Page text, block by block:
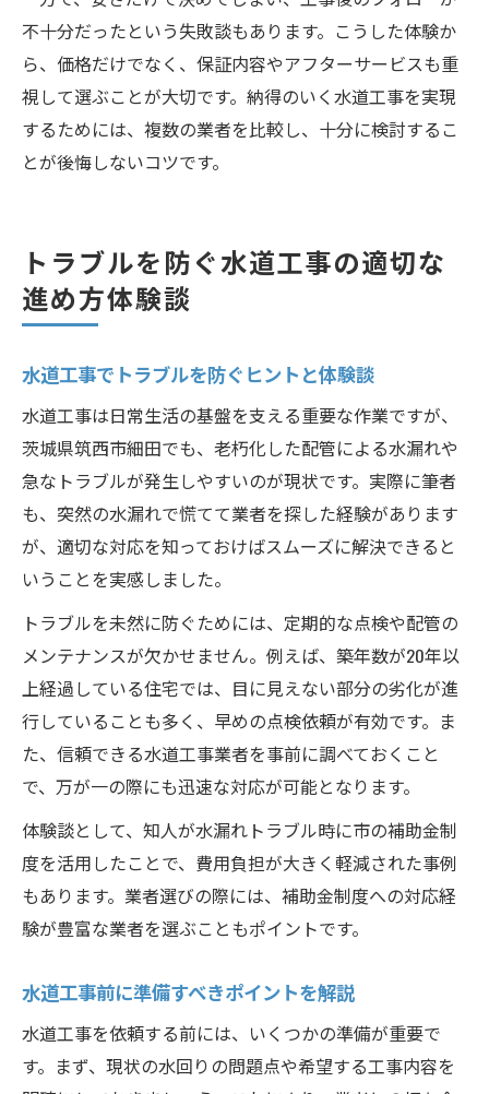
不十分だったという失敗談もあります。こうした体験か
ら、価格だけでなく、保証内容やアフターサービスも重
視して選ぶことが大切です。納得のいく水道工事を実現
するためには、複数の業者を比較し、十分に検討するこ
とが後悔しないコツです。
トラブルを防ぐ水道工事の適切な
進め方体験談
水道工事でトラブルを防ぐヒントと体験談
水道工事は日常生活の基盤を支える重要な作業ですが、
茨城県筑西市細田でも、老朽化した配管による水漏れや
急なトラブルが発生しやすいのが現状です。実際に筆者
も、突然の水漏れで慌てて業者を探した経験があります
が、適切な対応を知っておけばスムーズに解決できると
いうことを実感しました。
トラブルを未然に防ぐためには、定期的な点検や配管の
メンテナンスが欠かせません。例えば、築年数が20年以
上経過している住宅では、目に見えない部分の劣化が進
行していることも多く、早めの点検依頼が有効です。ま
た、信頼できる水道工事業者を事前に調べておくこと
で、万が一の際にも迅速な対応が可能となります。
体験談として、知人が水漏れトラブル時に市の補助金制
度を活用したことで、費用負担が大きく軽減された事例
もあります。業者選びの際には、補助金制度への対応経
験が豊富な業者を選ぶこともポイントです。
水道工事前に準備すべきポイントを解説
水道工事を依頼する前には、いくつかの準備が重要で
す。まず、現状の水回りの問題点や希望する工事内容を